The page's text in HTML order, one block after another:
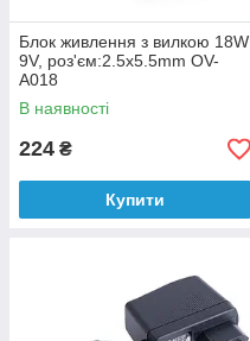
Блок живлення з вилкою 18W
9V, роз'єм:2.5x5.5mm OV-
A018
В наявності
224 ₴
Купити